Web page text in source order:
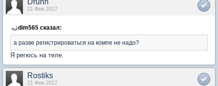
Druhn
21 Фев 2017
dim565 сказал:
а разве регистрироваться на компе не надо?
Я регюсь на теле.
Rostiks
21 Фев 2017